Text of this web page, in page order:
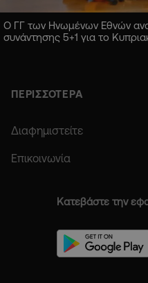
Ο ΓΓ των Ηνωμένων Εθνών
συνάντησης 5+1 για το
ΠΕΡΙΣΣΟΤΕΡΑ
Διαφημιστείτε
Επικοινωνία
Κατεβάστε την